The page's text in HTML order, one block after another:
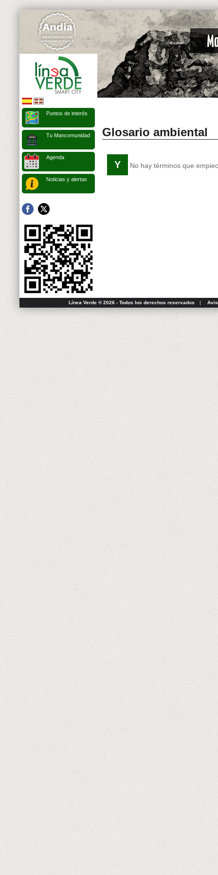
Puntos de interés
Tu Mancomunidad
Agenda
Noticias y alertas
Glosario ambiental
Y No hay términos que
Línea Verde ® 2026 - Todos los derechos reservados |